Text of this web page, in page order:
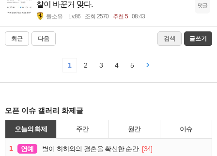
찰이 바꾼거 맞다.
풀소유 Lv.86 조회 2570 추천 5 08:43
댓글
최근 다음 검색 글쓰기
1 2 3 4 5
오픈 이슈 갤러리 화제글
오늘의 화제 주간 월간 이슈
1 연예 별이 하하와의 결혼을 확신한 순간. [34]